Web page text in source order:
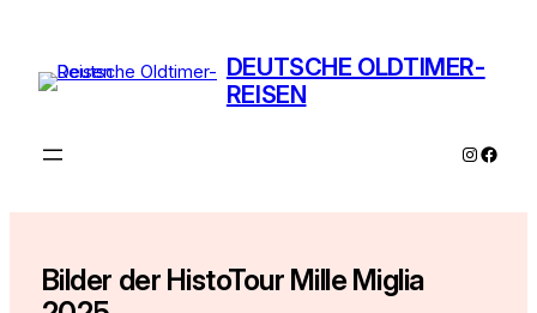
springen
DEUTSCHE OLDTIMER-
REISEN
Bilder der HistoTour Mille Miglia